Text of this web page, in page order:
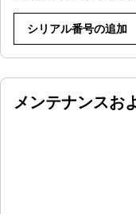
シリアル番号の追加
メンテナンスお